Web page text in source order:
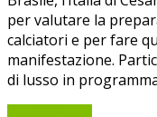
per valutare la
calciatori e per fare
manifestazione.
di lusso in